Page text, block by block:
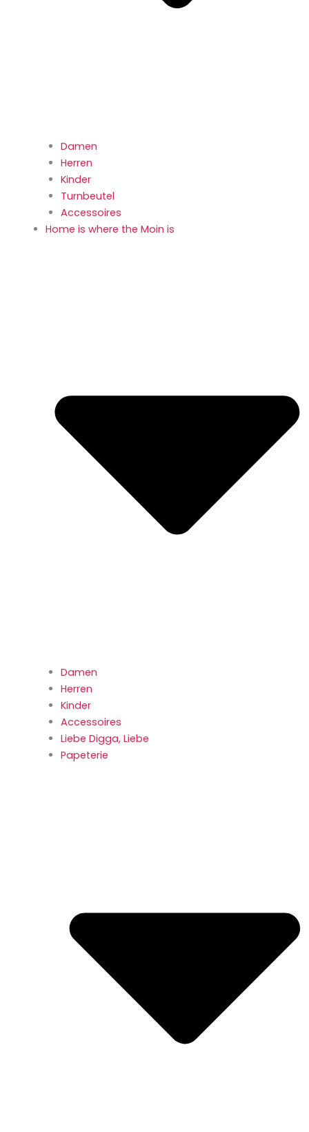
Damen
Herren
Kinder
Turnbeutel
Accessoires
Home is where the Moin is
Damen
Herren
Kinder
Accessoires
Liebe Digga, Liebe
Papeterie